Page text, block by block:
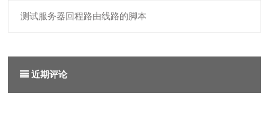
测试服务器回程路由线路的脚本
近期评论